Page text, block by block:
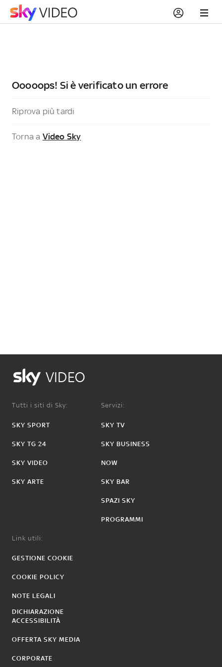
Ooooops! Si è verificato un errore
Riprova più tardi
Torna a Video Sky
VIDEO
Tutti i siti di Sky:
SKY SPORT
SKY TG 24
SKY VIDEO
SKY ARTE
Servizi:
SKY TV
SKY BUSINESS
NOW
SKY BAR
SPAZI SKY
PROGRAMMI
Link utili:
GESTIONE COOKIE
COOKIE POLICY
NOTE LEGALI
DICHIARAZIONE
ACCESSIBILITÀ
OFFERTA SKY MEDIA
CORPORATE